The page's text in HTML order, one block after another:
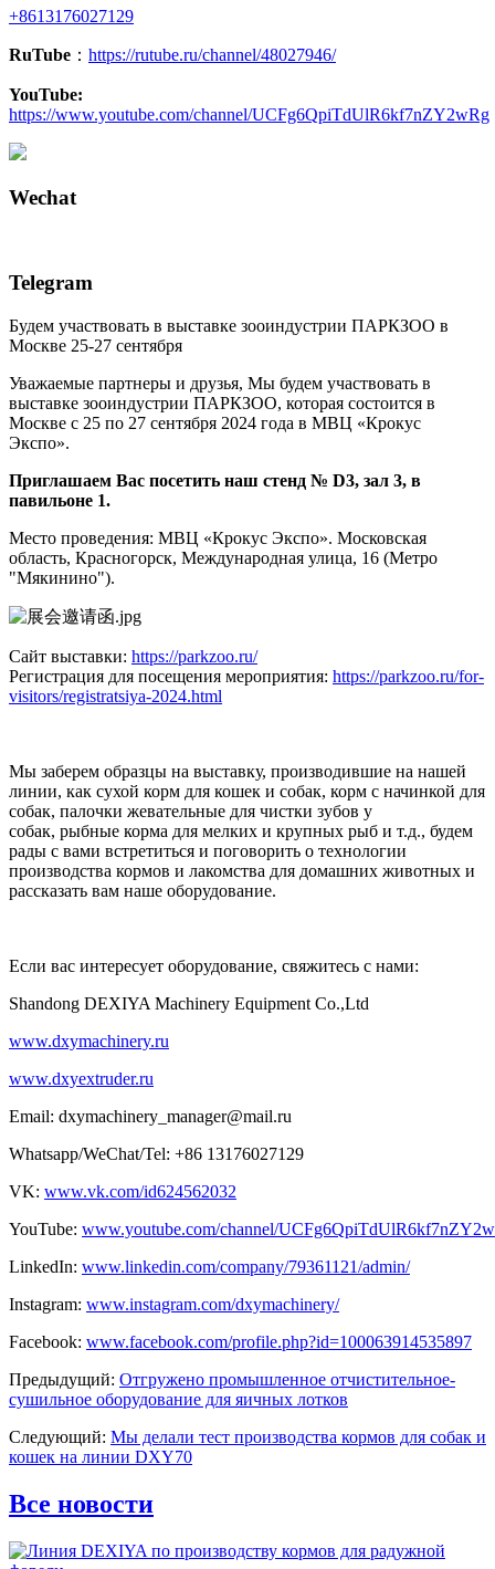
+8613176027129
RuTube ： https://rutube.ru/channel/48027946/
YouTube:
https://www.youtube.com/channel/UCFg6QpiTdUlR6kf7nZY2wRg
Wechat
Telegram
Будем участвовать в выставке зооиндустрии ПАРКЗОО в
Москве 25-27 сентября
Уважаемые партнеры и друзья, Мы будем участвовать в
выставке зооиндустрии ПАРКЗОО, которая состоится в
Москве с 25 по 27 сентября 2024 года в МВЦ «Крокус
Экспо».
Приглашаем Вас посетить наш стенд № D3, зал 3, в
павильоне 1.
Место проведения: МВЦ «Крокус Экспо». Московская
область, Красногорск, Международная улица, 16 (Метро
"Мякинино").
Сайт выставки: https://parkzoo.ru/
Регистрация для посещения мероприятия: https://parkzoo.ru/for-
visitors/registratsiya-2024.html
Мы заберем образцы на выставку, производившие на нашей
линии, как сухой корм для кошек и собак, корм с начинкой для
собак, палочки жевательные для чистки зубов у
собак, рыбные корма для мелких и крупных рыб и т.д., будем
рады с вами встретиться и поговорить о технологии
производства кормов и лакомства для домашних животных и
рассказать вам наше оборудование.
Если вас интересует оборудование, свяжитесь с нами:
Shandong DEXIYA Machinery Equipment Co.,Ltd
www.dxymachinery.ru
www.dxyextruder.ru
Email: dxymachinery_manager@mail.ru
Whatsapp/WeChat/Tel: +86 13176027129
VK: www.vk.com/id624562032
YouTube: www.youtube.com/channel/
LinkedIn: www.linkedin.com/company/79361121/admin/
Instagram: www.instagram.com/dxymachinery/
Facebook: www.facebook.com/profile.php?id=100063914535897
Предыдущий: Отгружено промышленное отчистительное-
сушильное оборудование для яичных лотков
Следующий: Мы делали тест производства кормов для собак и
кошек на линии DXY70
Все новости